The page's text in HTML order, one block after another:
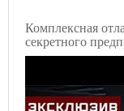
Комплексная
секретного